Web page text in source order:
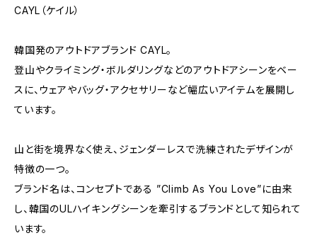
CAYL（ケイル）
韓国発のアウトドアブランド CAYL。
登山やクライミング・ボルダリングなどのアウトドアシーンをベー
スに、ウェアやバッグ・アクセサリーなど幅広いアイテムを展開し
ています。
山と街を境界なく使え、ジェンダーレスで洗練されたデザインが
特徴の一つ。
ブランド名は、コンセプトである ”Climb As You Love”に由来
し、韓国のULハイキングシーンを牽引するブランドとして知られて
います。